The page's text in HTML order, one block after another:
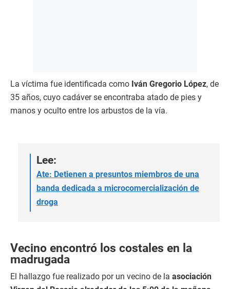
La víctima fue identificada como Iván Gregorio López, de
35 años, cuyo cadáver se encontraba atado de pies y
manos y oculto entre los arbustos de la vía.
Lee:
Ate: Detienen a presuntos miembros de una
banda dedicada a microcomercialización de
droga
Vecino encontró los costales en la
madrugada
El hallazgo fue realizado por un vecino de la asociación